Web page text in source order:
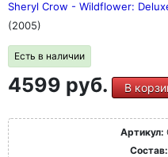
Sheryl Crow - Wildflower:
(2005)
Есть в наличии
4599 руб. В
Артикул:
Состав: